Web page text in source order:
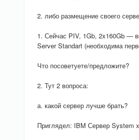
2. либо размещение своего
1. Сейчас PIV, 1Gb, 2x160Gb —
Server Standart (необходима
Что посоветуете/предложите?
2. Тут 2 вопроса:
а. какой сервер лучше брать?
Приглядел: IBM Сервер System